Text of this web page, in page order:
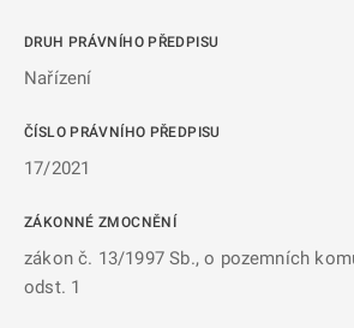
DRUH PRÁVNÍHO PŘEDPISU
Nařízení
ČÍSLO PRÁVNÍHO PŘEDPISU
17/2021
ZÁKONNÉ ZMOCNĚNÍ
zákon č. 13/1997 Sb., o pozemních
odst. 1